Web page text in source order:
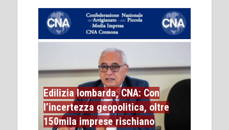
Edilizia lombarda, CNA: Con
l’incertezza geopolitica, oltre
150mila imprese rischiano